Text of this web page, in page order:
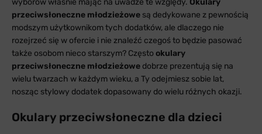
wyborów właśnie mając na uwadze te względy. Okulary
przeciwsłoneczne młodzieżowe są dedykowane z pewnością
modszym użytkownikom tych dodatków, ale dlaczego nie
rozejrzeć się w ofercie i nie znaleźć czegoś to będzie pasować
także osobom nieco starszym? Często okulary
przeciwsłoneczne młodzieżowe dobrze prezentują się na
wielu twarzach w każdym wieku, a Ty odejmiesz sobie lat,
nosząc stylowy dodatek dopasowany do wielu różnych okazji.
Okulary przeciwsłoneczne dla dzieci